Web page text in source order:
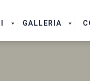
GALLERIA